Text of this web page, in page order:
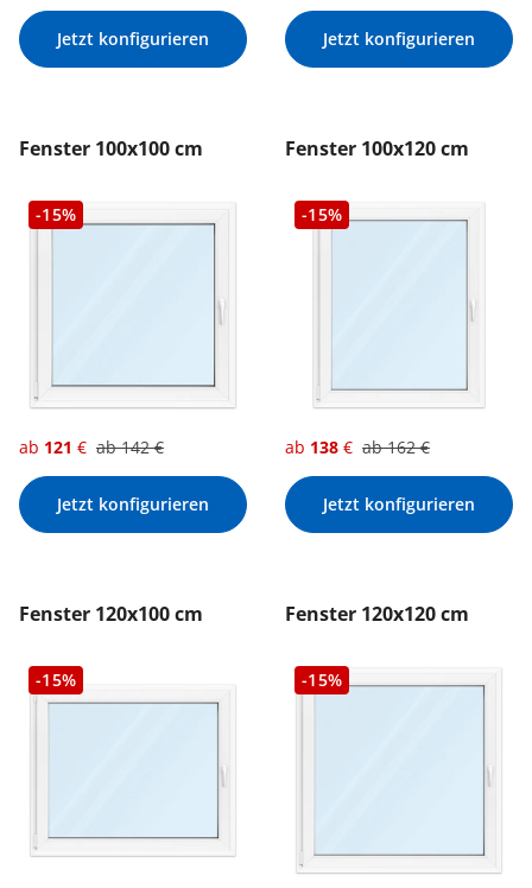
Jetzt konfigurieren Jetzt konfigurieren
Fenster 100x100 cm
-15%
ab 121 € ab142€
Jetzt konfigurieren
Fenster 100x120 cm
-15%
ab 138 € ab162€
Jetzt konfigurieren
Fenster 120x100 cm
-15%
Fenster 120x120 cm
-15%